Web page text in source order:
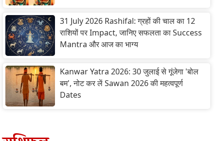
31 July 2026 Rashifal: ग्रहों की चाल का 12
राशियों पर Impact, जानिए सफलता का Success
Mantra और आज का भाग्य
Kanwar Yatra 2026: 30 जुलाई से गूंजेगा 'बोल
बम', नोट कर लें Sawan 2026 की महत्वपूर्ण
Dates